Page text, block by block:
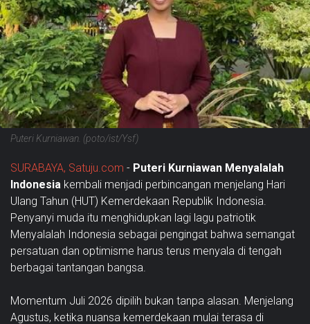
Puteri Kurniawan. (poto/ist/Ysf)
SURABAYA, Satuju.com - Puteri Kurniawan Menyalalah
Indonesia kembali menjadi perbincangan menjelang Hari
Ulang Tahun (HUT) Kemerdekaan Republik Indonesia.
Penyanyi muda itu menghidupkan lagi lagu patriotik
Menyalalah Indonesia sebagai pengingat bahwa semangat
persatuan dan optimisme harus terus menyala di tengah
berbagai tantangan bangsa.
Momentum Juli 2026 dipilih bukan tanpa alasan. Menjelang
Agustus, ketika nuansa kemerdekaan mulai terasa di